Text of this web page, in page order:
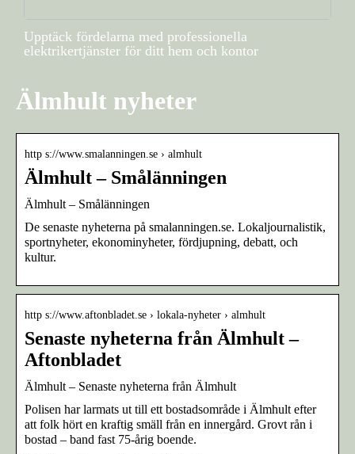
Upptäck fördelarna med professionella
elektrikertjänster för ditt hem och kontor
Älmhult nyheter
http s://www.smalanningen.se › almhult
Älmhult – Smålänningen
Älmhult – Smålänningen
De senaste nyheterna på smalanningen.se. Lokaljournalistik,
sportnyheter, ekonominyheter, fördjupning, debatt, och
kultur.
http s://www.aftonbladet.se › lokala-nyheter › almhult
Senaste nyheterna från Älmhult –
Aftonbladet
Älmhult – Senaste nyheterna från Älmhult
Polisen har larmats ut till ett bostadsområde i Älmhult efter
att folk hört en kraftig smäll från en innergård. Grovt rån i
bostad – band fast 75-årig boende.